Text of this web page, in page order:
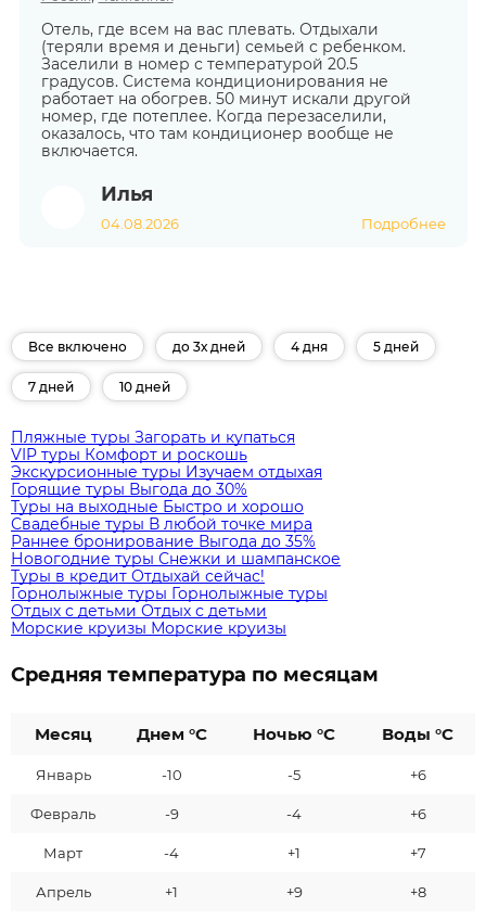
Отель, где всем на вас плевать. Отдыхали
(теряли время и деньги) семьей с ребенком.
Заселили в номер с температурой 20.5
градусов. Система кондиционирования не
работает на обогрев. 50 минут искали другой
номер, где потеплее. Когда перезаселили,
оказалось, что там кондиционер вообще не
включается.
Илья
04.08.2026 Подробнее
Все включено до 3х дней 4 дня 5 дней
7 дней 10 дней
Пляжные туры Загорать и купаться
VIP туры Комфорт и роскошь
Экскурсионные туры Изучаем отдыхая
Горящие туры Выгода до 30%
Туры на выходные Быстро и хорошо
Свадебные туры В любой точке мира
Раннее бронирование Выгода до 35%
Новогодние туры Снежки и шампанское
Туры в кредит Отдыхай сейчас!
Горнолыжные туры Горнолыжные туры
Отдых с детьми Отдых с детьми
Морские круизы Морские круизы
Средняя температура по месяцам
Месяц Днем °C Ночью °C Воды °C
Январь -10 -5 +6
Февраль -9 -4 +6
Март -4 +1 +7
Апрель +1 +9 +8